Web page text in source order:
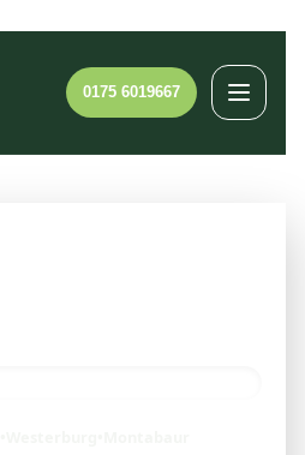
0175 6019667